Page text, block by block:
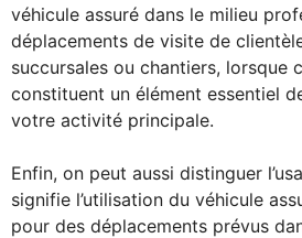
véhicule assuré dans le milieu
déplacements de visite de
succursales ou chantiers, lorsque
constituent un élément essentiel
votre activité principale.
Enfin, on peut aussi distinguer
signifie l’utilisation du véhicule
pour des déplacements prévus